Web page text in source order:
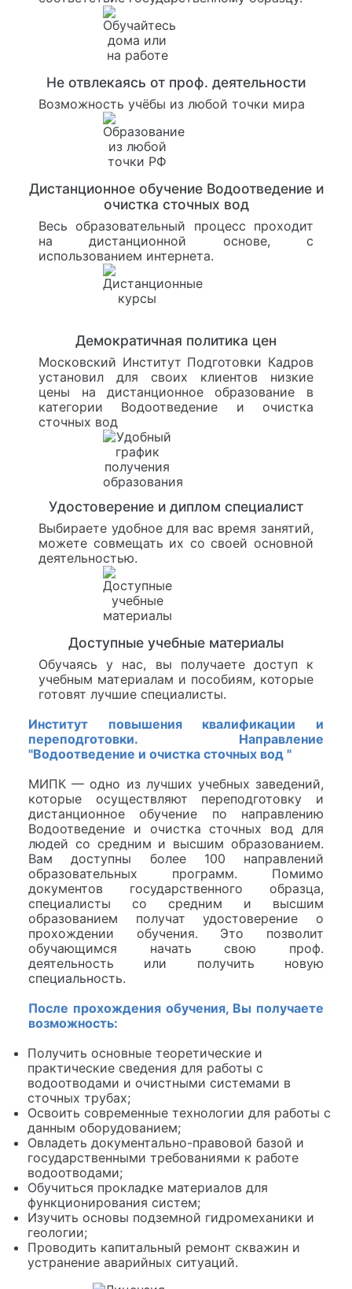
Не отвлекаясь от проф. деятельности
Возможность учёбы из любой точки мира
Дистанционное обучение Водоотведение и
очистка сточных вод
Весь образовательный процесс проходит
на дистанционной основе, с
использованием интернета.
Демократичная политика цен
Московский Институт Подготовки Кадров
установил для своих клиентов низкие
цены на дистанционное образование в
категории Водоотведение и очистка
сточных вод
Удостоверение и диплом специалист
Выбираете удобное для вас время занятий,
можете совмещать их со своей основной
деятельностью.
Доступные учебные материалы
Обучаясь у нас, вы получаете доступ к
учебным материалам и пособиям, которые
готовят лучшие специалисты.
Институт повышения квалификации и
переподготовки. Направление
"Водоотведение и очистка сточных вод "
МИПК — одно из лучших учебных заведений,
которые осуществляют переподготовку и
дистанционное обучение по направлению
Водоотведение и очистка сточных вод для
людей со средним и высшим образованием.
Вам доступны более 100 направлений
образовательных программ. Помимо
документов государственного образца,
специалисты со средним и высшим
образованием получат удостоверение о
прохождении обучения. Это позволит
обучающимся начать свою проф.
деятельность или получить новую
специальность.
После прохождения обучения, Вы получаете
возможность:
Получить основные теоретические и
практические сведения для работы с
водоотводами и очистными системами в
сточных трубах;
Освоить современные технологии для работы с
данным оборудованием;
Овладеть документально-правовой базой и
государственными требованиями к работе
водоотводами;
Обучиться прокладке материалов для
функционирования систем;
Изучить основы подземной гидромеханики и
геологии;
Проводить капитальный ремонт скважин и
устранение аварийных ситуаций.